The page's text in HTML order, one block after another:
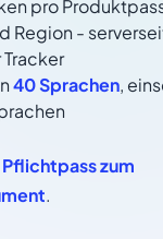
pro
Region -
40 Sprachen,
zum
.